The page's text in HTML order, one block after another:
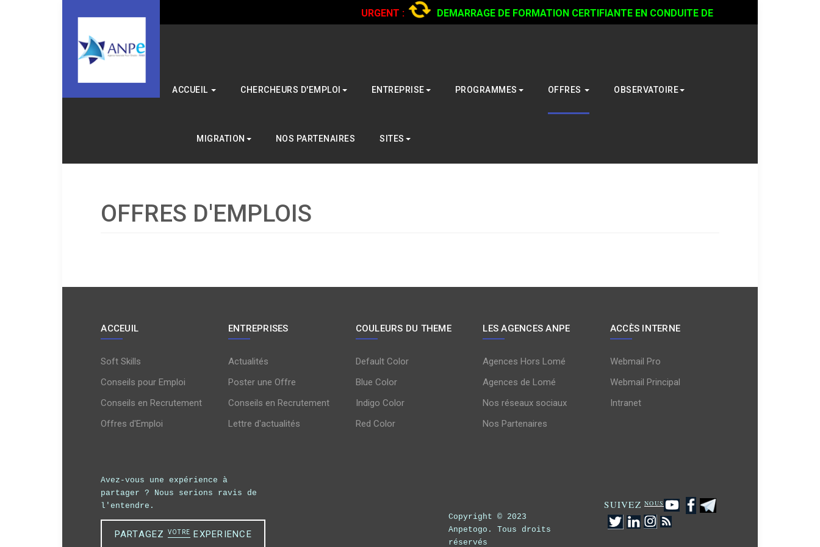
URGENT :
DEMARRAGE DE FORMATION CERTIFIANTE EN CONDUITE DE
CAMIONS...CLIQUER POUR LIRE
ACCUEIL CHERCHEURS D'EMPLOI ENTREPRISE PROGRAMMES OFFRES OBSERVATOIRE
MIGRATION NOS PARTENAIRES SITES
OFFRES D'EMPLOIS
ACCEUIL
Soft Skills
Conseils pour Emploi
Conseils en Recrutement
Offres d'Emploi
ENTREPRISES
Actualités
Poster une Offre
Conseils en Recrutement
Lettre d'actualités
COULEURS DU THEME
Default Color
Blue Color
Indigo Color
Red Color
LES AGENCES ANPE
Agences Hors Lomé
Agences de Lomé
Nos réseaux sociaux
Nos Partenaires
ACCÈS INTERNE
Webmail Pro
Webmail Principal
Intranet
Avez-vous une expérience à
partager ?
Nous serions ravis de
l'entendre.
PARTAGEZ VOTRE EXPERIENCE
Copyright © 2023
Anpetogo. Tous droits
réservés
SUIVEZNOUS